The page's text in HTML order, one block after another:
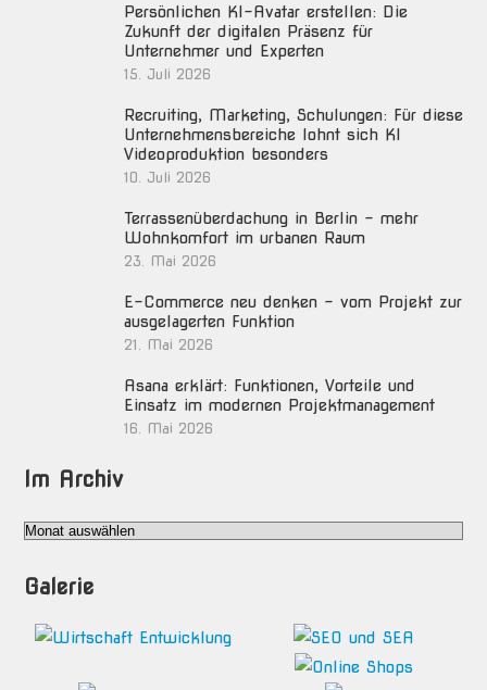
Persönlichen KI-Avatar erstellen: Die
Zukunft der digitalen Präsenz für
Unternehmer und Experten
15. Juli 2026
Recruiting, Marketing, Schulungen: Für diese
Unternehmensbereiche lohnt sich KI
Videoproduktion besonders
10. Juli 2026
Terrassenüberdachung in Berlin – mehr
Wohnkomfort im urbanen Raum
23. Mai 2026
E-Commerce neu denken – vom Projekt zur
ausgelagerten Funktion
21. Mai 2026
Asana erklärt: Funktionen, Vorteile und
Einsatz im modernen Projektmanagement
16. Mai 2026
Im Archiv
Im
Galerie